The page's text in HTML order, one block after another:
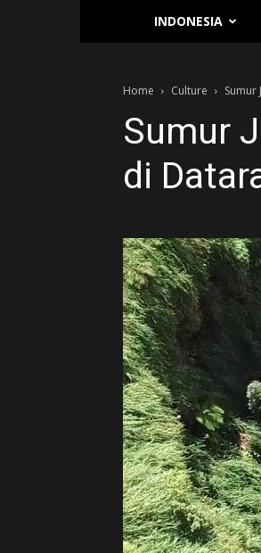
Traverse.id
INDONESIA
Home Culture Sumur
Sumur
di